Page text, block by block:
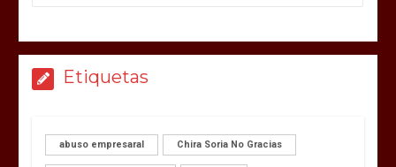
Etiquetas
abuso empresaral Chira Soria No Gracias